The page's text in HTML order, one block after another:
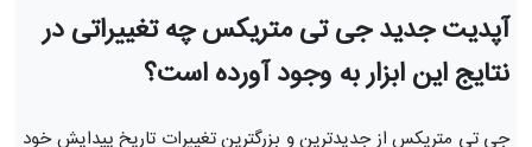
آپدیت جدید جی تی متریکس چه تغییراتی در
نتایج این ابزار به وجود آورده است؟
جی تی متریکس از جدیدترین و بزرگترین تغییرات تاریخ پیدایش خود